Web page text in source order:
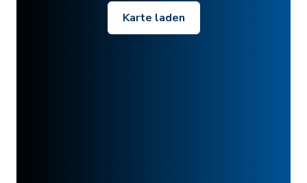
Karte laden